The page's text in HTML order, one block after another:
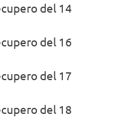
del 14
del 16
del 17
del 18